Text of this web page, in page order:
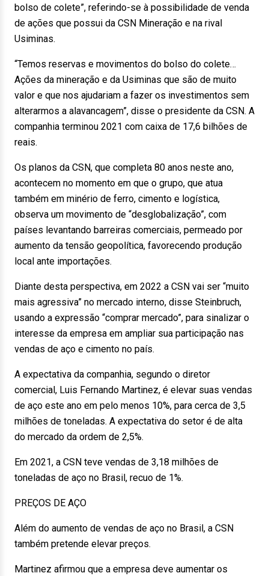
bolso de colete”, referindo-se à possibilidade de venda
de ações que possui da CSN Mineração e na rival
Usiminas.
“Temos reservas e movimentos do bolso do colete…
Ações da mineração e da Usiminas que são de muito
valor e que nos ajudariam a fazer os investimentos sem
alterarmos a alavancagem”, disse o presidente da CSN. A
companhia terminou 2021 com caixa de 17,6 bilhões de
reais.
Os planos da CSN, que completa 80 anos neste ano,
acontecem no momento em que o grupo, que atua
também em minério de ferro, cimento e logística,
observa um movimento de “desglobalização”, com
países levantando barreiras comerciais, permeado por
aumento da tensão geopolítica, favorecendo produção
local ante importações.
Diante desta perspectiva, em 2022 a CSN vai ser “muito
mais agressiva” no mercado interno, disse Steinbruch,
usando a expressão “comprar mercado”, para sinalizar o
interesse da empresa em ampliar sua participação nas
vendas de aço e cimento no país.
A expectativa da companhia, segundo o diretor
comercial, Luis Fernando Martinez, é elevar suas vendas
de aço este ano em pelo menos 10%, para cerca de 3,5
milhões de toneladas. A expectativa do setor é de alta
do mercado da ordem de 2,5%.
Em 2021, a CSN teve vendas de 3,18 milhões de
toneladas de aço no Brasil, recuo de 1%.
PREÇOS DE AÇO
Além do aumento de vendas de aço no Brasil, a CSN
também pretende elevar preços.
Martinez afirmou que a empresa deve aumentar os